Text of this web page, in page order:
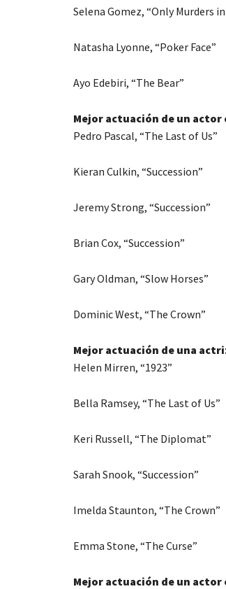
Selena Gomez, “Only Murders
Natasha Lyonne, “Poker Face”
Ayo Edebiri, “The Bear”
Mejor actuación de un
Pedro Pascal, “The Last of Us”
Kieran Culkin, “Succession”
Jeremy Strong, “Succession”
Brian Cox, “Succession”
Gary Oldman, “Slow Horses”
Dominic West, “The Crown”
Mejor actuación de una
Helen Mirren, “1923”
Bella Ramsey, “The Last of Us”
Keri Russell, “The Diplomat”
Sarah Snook, “Succession”
Imelda Staunton, “The Crown”
Emma Stone, “The Curse”
Mejor actuación de un